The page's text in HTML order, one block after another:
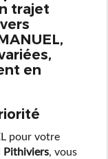
trajet
en
pour votre
Pithiviers, vous